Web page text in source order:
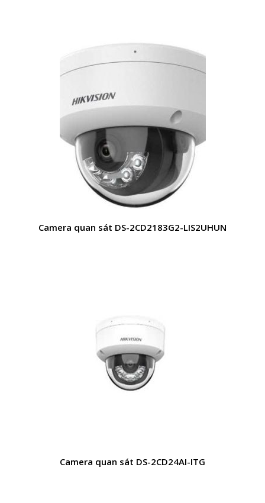
Camera quan sát DS-2CD2183G2-LIS2UHUN
Camera quan sát DS-2CD24AI-ITG